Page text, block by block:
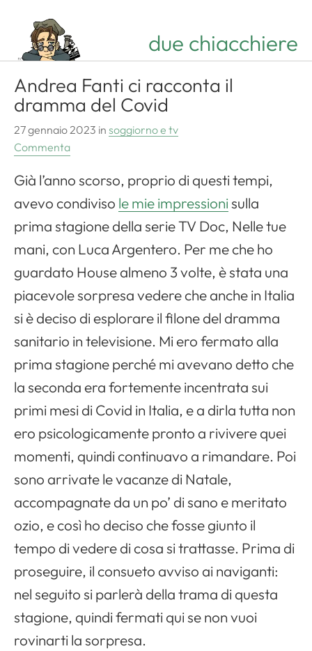
due chiacchiere
Andrea Fanti ci racconta il
dramma del Covid
27 gennaio 2023 in soggiorno e tv
Commenta
Già l’anno scorso, proprio di questi tempi,
avevo condiviso le mie impressionisulla
prima stagione della serie TV Doc, Nelle tue
mani, con Luca Argentero. Per me che ho
guardato House almeno 3 volte, è stata una
piacevole sorpresa vedere che anche in Italia
si è deciso di esplorare il filone del dramma
sanitario in televisione. Mi ero fermato alla
prima stagione perché mi avevano detto che
la seconda era fortemente incentrata sui
primi mesi di Covid in Italia, e a dirla tutta non
ero psicologicamente pronto a rivivere quei
momenti, quindi continuavo a rimandare. Poi
sono arrivate le vacanze di Natale,
accompagnate da un po’ di sano e meritato
ozio, e così ho deciso che fosse giunto il
tempo di vedere di cosa si trattasse. Prima di
proseguire, il consueto avviso ai naviganti:
nel seguito si parlerà della trama di questa
stagione, quindi fermati qui se non vuoi
rovinarti la sorpresa.